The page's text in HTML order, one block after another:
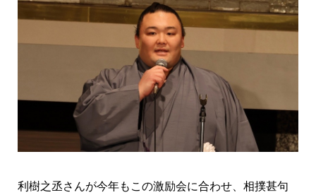
利樹之丞さんが今年もこの激励会に合わせ、相撲甚句